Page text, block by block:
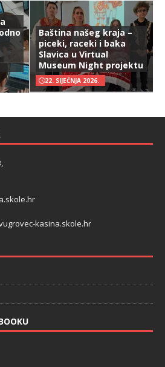
Baština našeg kraja –
piceki, raceki i baka
Slavica u Virtual
Museum Night projektu
22. SIJEČNJA 2026.
kasina.skole.hr